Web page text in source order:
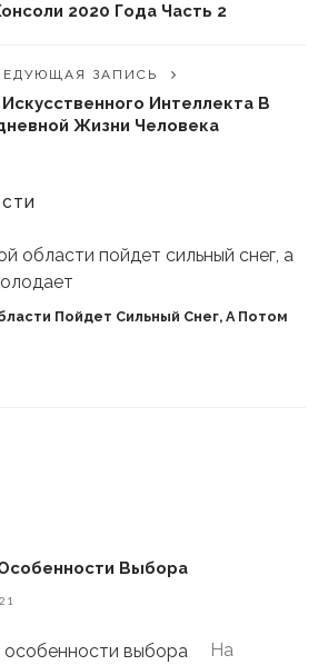
2020 Года Часть 2
ЗАПИСЬ
Интеллекта В
Жизни Человека
Пойдет Сильный Снег, А Потом
Выбора
На